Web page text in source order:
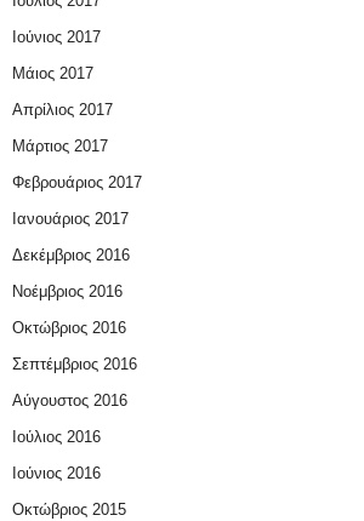
Ιούνιος 2017
Μάιος 2017
Απρίλιος 2017
Μάρτιος 2017
Φεβρουάριος 2017
Ιανουάριος 2017
Δεκέμβριος 2016
Νοέμβριος 2016
Οκτώβριος 2016
Σεπτέμβριος 2016
Αύγουστος 2016
Ιούλιος 2016
Ιούνιος 2016
Οκτώβριος 2015